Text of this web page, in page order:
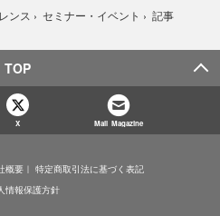
ンス › セミナー・イベント › 記事
TOP
X Mail Magazine
概要
特定商取引法に基づく表記
情報保護方針